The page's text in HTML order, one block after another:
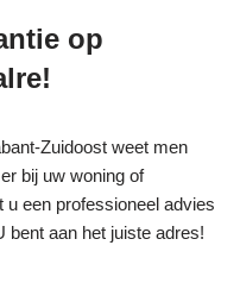
op
Zuidoost weet men
bij uw woning of
u een professioneel advies
bent aan het juiste adres!